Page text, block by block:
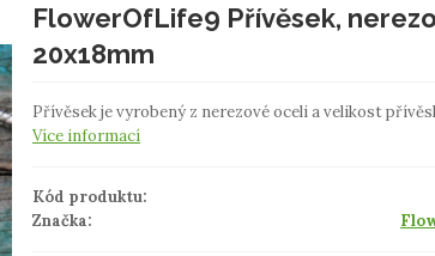
FlowerOfLife9 Přívěsek,
20x18mm
Přívěsek je vyrobený z nerezové oceli a velikost
Více informací
Kód produktu:
Značka: